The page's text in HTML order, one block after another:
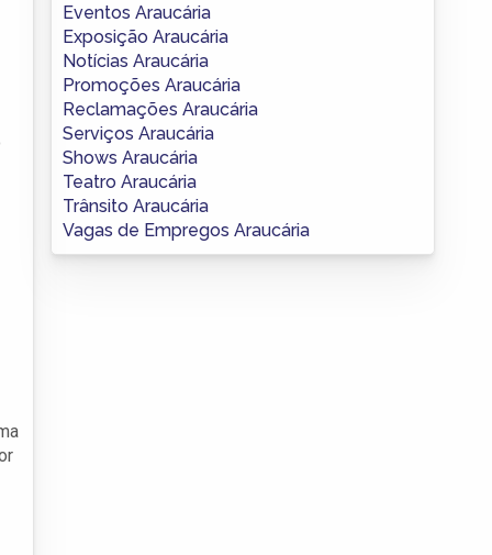
Eventos Araucária
Exposição Araucária
Notícias Araucária
Promoções Araucária
Reclamações Araucária
Serviços Araucária
Shows Araucária
Teatro Araucária
Trânsito Araucária
Vagas de Empregos Araucária